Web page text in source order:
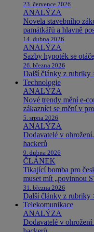
23. července 2026
ANALÝZA
Novela stavebního
památkářů a hlavně
14. dubna 2026
ANALÝZA
Sazby hypoték se
26. března 2026
Další články z rubriky
Technologie
ANALÝZA
Nové trendy mění e-
zákazníci se mění v
5. srpna 2026
ANALÝZA
Dodavatelé v
hackerů
9. dubna 2026
ČLÁNEK
Tikající bomba pro
muset mít „povinnou
31. března 2026
Další články z rubriky
Telekomunikace
ANALÝZA
Dodavatelé v